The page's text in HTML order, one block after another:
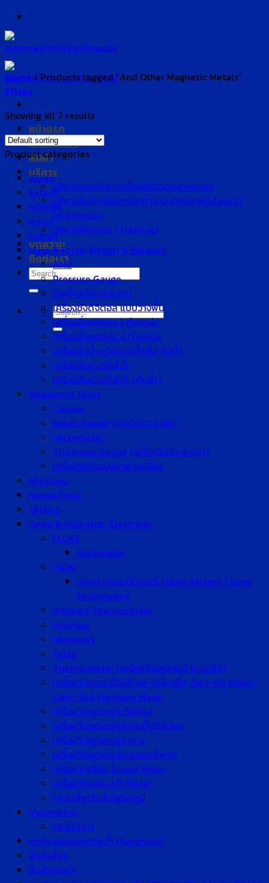
Skip
to
content
หน้าแรก
เกี่ยวกับเรา
สินค้า
บริการ
บริการสอบเทียบเครื่องมือวัดอุตสาหกรรม
บริการรับดำเนินการจัดทำระบบคุณภาพในโรงงาน
อุตสาหกรรม
บริการฝึกอบรม (Training)
บทความ
ติดต่อเรา
Search
for:
Search
for:
Home /Products tagged “And Other Magnetic Metals”
Filter
Showing all 2 results
Product categories
Atago
Extech
HORIBA
Insize
Lutron
Mass & Force, Weight & Balance
AND
Pressure Gauge
ตุ้มน้ำหนักมาตรฐาน
เครื่องชั่งดิจิตอล แบบวางพื้น
เครื่องชั่งทศนิยม 1 ตำแหน่ง
เครื่องชั่งทศนิยม 2 ตำแหน่ง
เครื่องชั่งน้ำหนักแบบตั้งพื้น กันน้ำ
เครื่องชั่งแบบตั้งโต๊ะ
เครื่องชั่งแบบตั้งโต๊ะ (กันน้ำ)
Measuring Tools
Caliper
Depth Gauge (เกจวัดความลึก)
Micrometer
Thickness Gauge (เครื่องวัดความหนา)
เครื่องวัดความหนาผิวเคลือบ
Mitutoyo
Nuova Fima
OHAUS
Temp & Humidity, Electrical
FLUKE
Multimeter
HIOKI
Hioki แคลมป์มิเตอร์ Clamp Meters, Clamp
Multimeters
Infrared Thermometer
Kyoritsu
Memmert
Testo
Thermometer (เครื่องวัดอุณหภูมิ แบบเข็ม)
เครื่องวัดความชื้นไม้-ผง-เมล็ดพืช-วัสดุ-ดิน Wood-
Gain-Soil Moisture Meter
เครื่องวัดอุณหภูมิ ดิจิตอล
เครื่องวัดอุณหภูมิความชื้นดิจิตอล
เครื่องวัดอุณหภูมิอาหาร
เครื่องวัดอุณหภูมิแบบแยกโพรบ
เครื่องวัดเสียง Sound Meter
เครื่องวัดแสง LUX Meter
โพรบสำหรับวัดอุณหภูมิ
Volumetric
GLASSCO
ชุดทดสอบคุณภาพน้ำ (hardness)
สินค้าอื่นๆ
สินค้าแนะนำ